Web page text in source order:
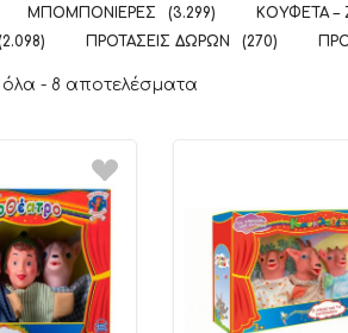
ΜΠΟΜΠΟΝΙΈΡΕΣ (3.299) ΚΟΥΦΈΤΑ –
ΠΡΟΤΆΣΕΙΣ ΔΏΡΩΝ (270)
- 8 αποτελέσματα